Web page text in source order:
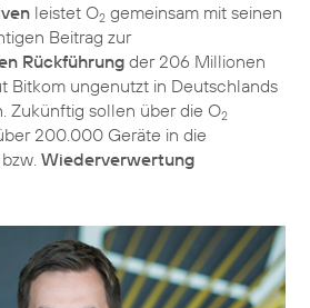
leistet O2 gemeinsam mit seinen
Beitrag zur
Rückführung der 206 Millionen
Bitkom ungenutzt in Deutschlands
Zukünftig sollen über die O2
200.000 Geräte in die
Wiederverwertung